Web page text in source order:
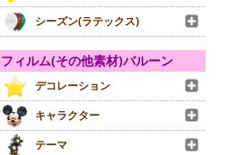
シーズン(ラテックス)
フィルム(その他素材)バルーン
デコレーション
キャラクター
テーマ